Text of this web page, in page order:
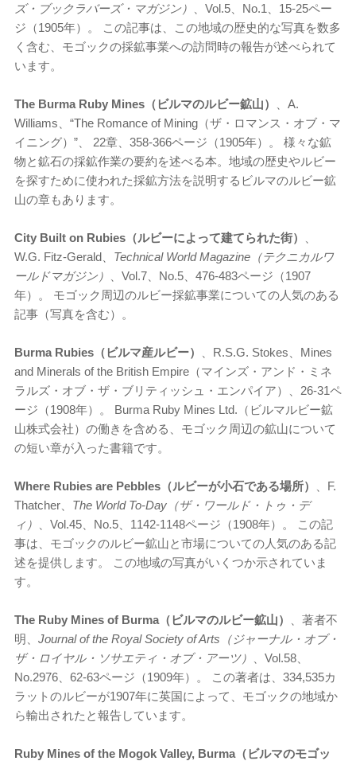
ズ・ブックラバーズ・マガジン）
、Vol.5、No.1、15-25ペー
ジ（1905年）。 この記事は、この地域の歴史的な写真を数多
く含む、モゴックの採鉱事業への訪問時の報告が述べられて
います。
The Burma Ruby Mines（ビルマのルビー鉱山）
、A.
Williams、“The Romance of Mining（ザ・ロマンス・オブ・マ
イニング）”、 22章、358-366ページ（1905年）。 様々な鉱
物と鉱石の採鉱作業の要約を述べる本。地域の歴史やルビー
を探すために使われた採鉱方法を説明するビルマのルビー鉱
山の章もあります。
City Built on Rubies（ルビーによって建てられた街）
W.G. Fitz-Gerald、 Technical World Magazine（テクニカルワ
ールドマガジン）
、Vol.7、No.5、476-483ページ（1907
年）。 モゴック周辺のルビー採鉱事業についての人気のある
記事（写真を含む）。
Burma Rubies（ビルマ産ルビー）
、R.S.G. Stokes、Mines
and Minerals of the British Empire（マインズ・アンド・ミネ
ラルズ・オブ・ザ・ブリティッシュ・エンパイア）、26-31ペ
ージ（1908年）。 Burma Ruby Mines Ltd.（ビルマルビー鉱
山株式会社）の働きを含める、モゴック周辺の鉱山について
の短い章が入った書籍です。
Where Rubies are Pebbles（ルビーが小石である場所）
、F.
Thatcher、 The World To-Day（ザ・ワールド・トゥ・デ
ィ）
、Vol.45、No.5、1142-1148ページ（1908年）。 この記
事は、モゴックのルビー鉱山と市場についての人気のある記
述を提供します。 この地域の写真がいくつか示されていま
す。
The Ruby Mines of Burma（ビルマのルビー鉱山）
、著者不
明、 Journal of the Royal Society of Arts（ジャーナル・オブ・
ザ・ロイヤル・ソサエティ・オブ・アーツ）
、Vol.58、
No.2976、62-63ページ（1909年）。 この著者は、334,535カ
ラットのルビーが1907年に英国によって、モゴックの地域か
ら輸出されたと報告しています。
Ruby Mines of the Mogok Valley, Burma（ビルマのモゴッ